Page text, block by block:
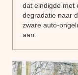
dat eindigde met
degradatie naar
zware auto-
aan.